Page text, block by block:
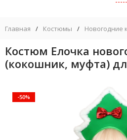
Главная / Костюмы / Новогодние
Костюм Елочка
(кокошник, муфта)
-50%